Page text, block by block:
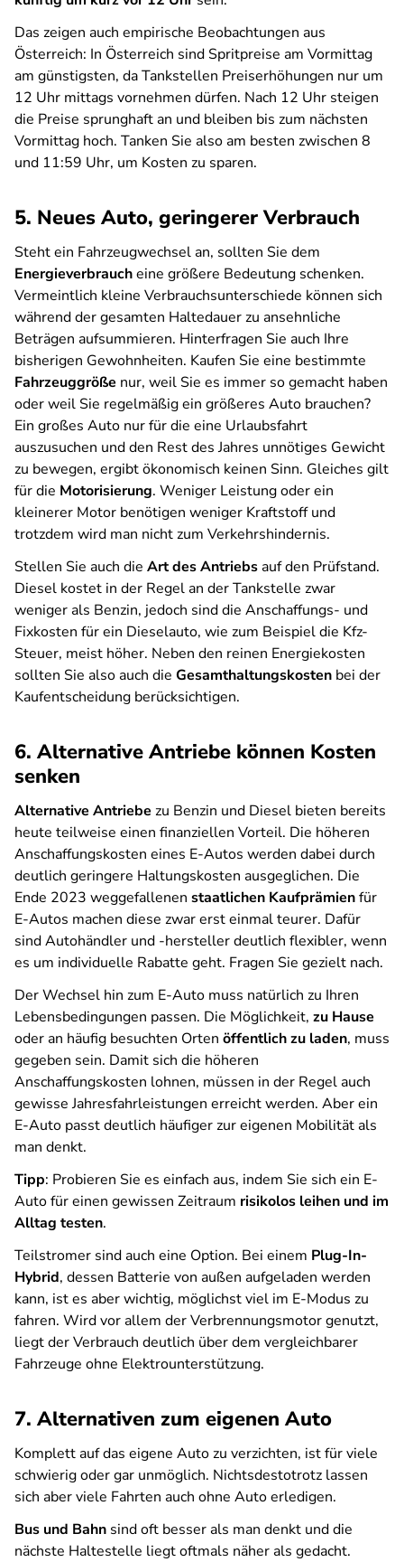
Das zeigen auch empirische Beobachtungen aus
Österreich: In Österreich sind Spritpreise am Vormittag
am günstigsten, da Tankstellen Preiserhöhungen nur um
12 Uhr mittags vornehmen dürfen. Nach 12 Uhr steigen
die Preise sprunghaft an und bleiben bis zum nächsten
Vormittag hoch. Tanken Sie also am besten zwischen 8
und 11:59 Uhr, um Kosten zu sparen.
5. Neues Auto, geringerer Verbrauch
Steht ein Fahrzeugwechsel an, sollten Sie dem
Energieverbraucheine größere Bedeutung schenken.
Vermeintlich kleine Verbrauchsunterschiede können sich
während der gesamten Haltedauer zu ansehnliche
Beträgen aufsummieren. Hinterfragen Sie auch Ihre
bisherigen Gewohnheiten. Kaufen Sie eine bestimmte
Fahrzeuggröße nur, weil Sie es immer so gemacht haben
oder weil Sie regelmäßig ein größeres Auto brauchen?
Ein großes Auto nur für die eine Urlaubsfahrt
auszusuchen und den Rest des Jahres unnötiges Gewicht
zu bewegen, ergibt ökonomisch keinen Sinn. Gleiches gilt
für die Motorisierung. Weniger Leistung oder ein
kleinerer Motor benötigen weniger Kraftstoff und
trotzdem wird man nicht zum Verkehrshindernis.
Stellen Sie auch die Art des Antriebsauf den Prüfstand.
Diesel kostet in der Regel an der Tankstelle zwar
weniger als Benzin, jedoch sind die Anschaffungs- und
Fixkosten für ein Dieselauto, wie zum Beispiel die Kfz-
Steuer, meist höher. Neben den reinen Energiekosten
sollten Sie also auch die Gesamthaltungskosten bei der
Kaufentscheidung berücksichtigen.
6. Alternative Antriebe können Kosten
senken
Alternative Antriebe zu Benzin und Diesel bieten bereits
heute teilweise einen finanziellen Vorteil. Die höheren
Anschaffungskosten eines E-Autos werden dabei durch
deutlich geringere Haltungskosten ausgeglichen. Die
Ende 2023 weggefallenen staatlichen Kaufprämienfür
E-Autos machen diese zwar erst einmal teurer. Dafür
sind Autohändler und -hersteller deutlich flexibler, wenn
es um individuelle Rabatte geht. Fragen Sie gezielt nach.
Der Wechsel hin zum E-Auto muss natürlich zu Ihren
Lebensbedingungen passen. Die Möglichkeit, zu Hause
oder an häufig besuchten Orten öffentlich zu laden, muss
gegeben sein. Damit sich die höheren
Anschaffungskosten lohnen, müssen in der Regel auch
gewisse Jahresfahrleistungen erreicht werden. Aber ein
E-Auto passt deutlich häufiger zur eigenen Mobilität als
man denkt.
Tipp: Probieren Sie es einfach aus, indem Sie sich ein E-
Auto für einen gewissen Zeitraum risikolos leihen und im
Alltag testen.
Teilstromer sind auch eine Option. Bei einem Plug-In-
Hybrid, dessen Batterie von außen aufgeladen werden
kann, ist es aber wichtig, möglichst viel im E-Modus zu
fahren. Wird vor allem der Verbrennungsmotor genutzt,
liegt der Verbrauch deutlich über dem vergleichbarer
Fahrzeuge ohne Elektrounterstützung.
7. Alternativen zum eigenen Auto
Komplett auf das eigene Auto zu verzichten, ist für viele
schwierig oder gar unmöglich. Nichtsdestotrotz lassen
sich aber viele Fahrten auch ohne Auto erledigen.
Bus und Bahn sind oft besser als man denkt und die
nächste Haltestelle liegt oftmals näher als gedacht.